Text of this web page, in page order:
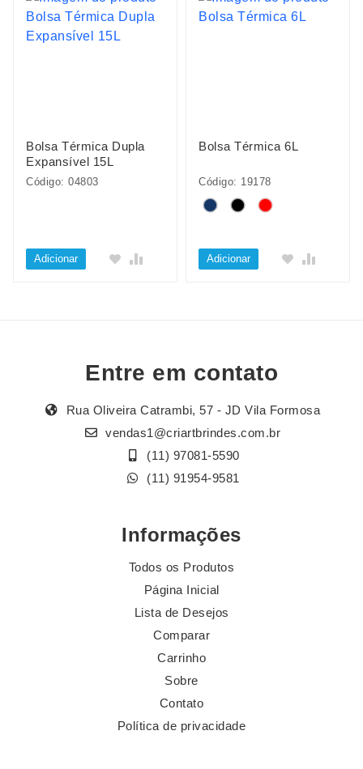
Bolsa Térmica Dupla
Expansível 15L
Código: 04803
Adicionar
Bolsa Térmica 6L
Código: 19178
Adicionar
Entre em contato
Rua Oliveira Catrambi, 57 - JD Vila Formosa
vendas1@criartbrindes.com.br
(11) 97081-5590
(11) 91954-9581
Informações
Todos os Produtos
Página Inicial
Lista de Desejos
Comparar
Carrinho
Sobre
Contato
Política de privacidade